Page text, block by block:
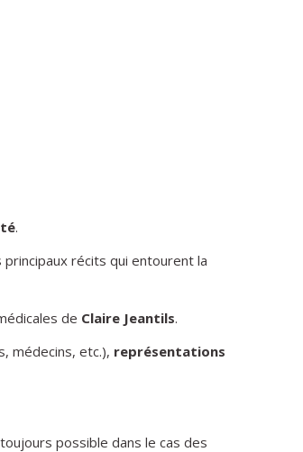
.
récits qui entourent la
de Claire Jeantils.
médecins, etc.), représentations
possible dans le cas des